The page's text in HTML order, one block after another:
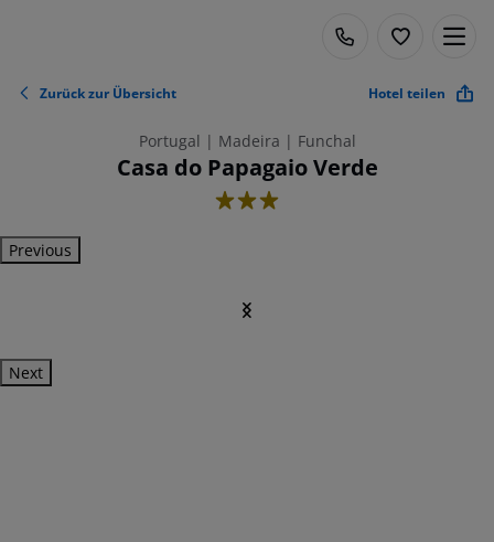
Zurück zur Übersicht Hotel teilen
Portugal | Madeira | Funchal
Casa do Papagaio Verde
3
Previous
Next